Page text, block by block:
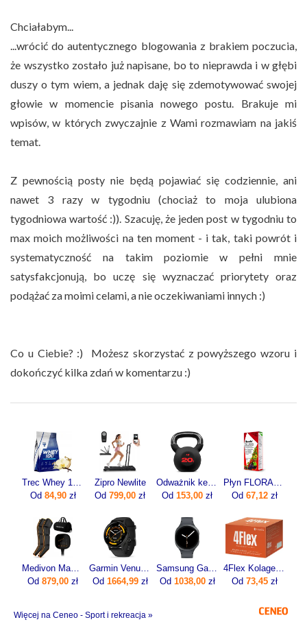
Chciałabym...
...wrócić do autentycznego blogowania z brakiem poczucia,
że wszystko zostało już napisane, bo to nieprawda i w głębi
duszy o tym wiem, a jednak daję się zdemotywować swojej
głowie w momencie pisania nowego postu. Brakuje mi
wpisów, w których zwyczajnie z Wami rozmawiam na jakiś
temat.
Z pewnością posty nie będą pojawiać się codziennie, ani
nawet 3 razy w tygodniu (chociaż to moja ulubiona
tygodniowa wartość :)). Szacuję, że jeden post w tygodniu to
max moich możliwości na ten moment - i tak, taki powrót i
systematyczność na takim poziomie w pełni mnie
satysfakcjonują, bo uczę się wyznaczać priorytety oraz
podążać za moimi celami, a nie oczekiwaniami innych :)
Co u Ciebie? :) Możesz skorzystać z powyższego wzoru i
dokończyć kilka zdań w komentarzu :)
Od 84,90zł
Zipro Newlite
Od 799,00 zł
Od 153,00 zł
Od 67,12zł
Od 879,00 zł
Od 1664,99zł
Od 1038,00zł
Od 73,45zł
Więcej na Ceneo - Sport i rekreacja »